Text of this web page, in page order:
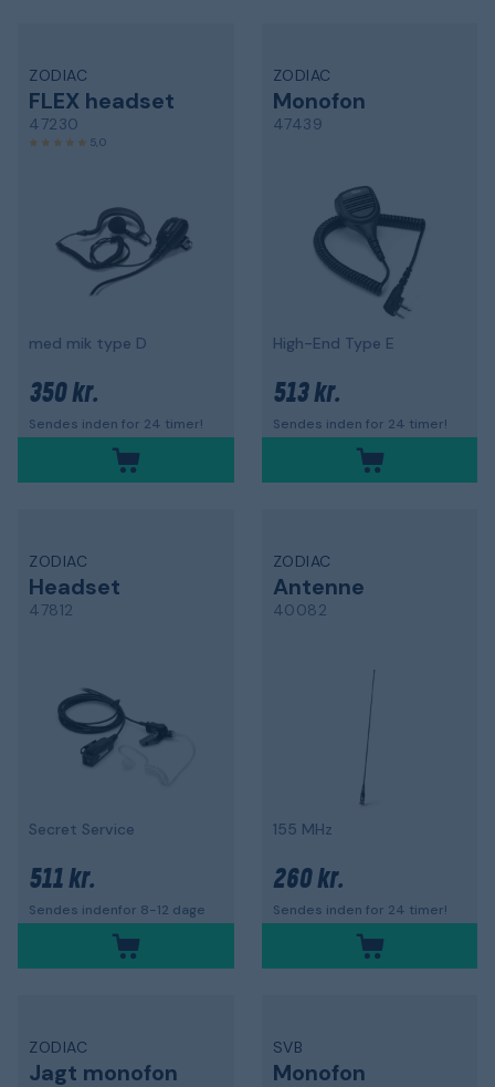
ZODIAC
FLEX headset
47230
5,0
med mik type D
350 kr.
Sendes inden for 24 timer!
ZODIAC
Monofon
47439
High-End Type E
513 kr.
Sendes inden for 24 timer!
ZODIAC
Headset
47812
Secret Service
511 kr.
Sendes indenfor 8-12 dage
ZODIAC
Antenne
40082
155 MHz
260 kr.
Sendes inden for 24 timer!
ZODIAC
Jagt monofon
SVB
Monofon